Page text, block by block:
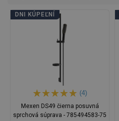
DNI KÚPEĽNÍ
(4)
Mexen DS49 čierna posuvná
sprchová súprava - 785494583-75